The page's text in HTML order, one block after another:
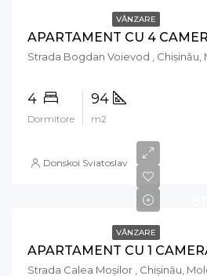
VÂNZARE
Strada Bogdan Voievod , Chișinău,
4
Dormitore
94
m2
Donskoi Sviatoslav
VÂNZARE
Strada Calea Moşilor , Chișinău,